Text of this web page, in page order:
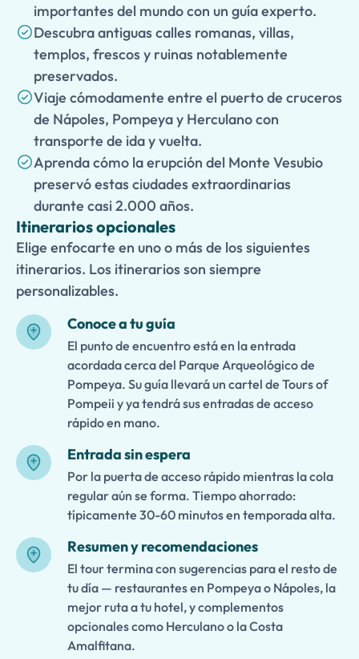
importantes del mundo con un guía experto.
Descubra antiguas calles romanas, villas,
templos, frescos y ruinas notablemente
preservados.
Viaje cómodamente entre el puerto de cruceros
de Nápoles, Pompeya y Herculano con
transporte de ida y vuelta.
Aprenda cómo la erupción del Monte Vesubio
preservó estas ciudades extraordinarias
durante casi 2.000 años.
Itinerarios opcionales
Elige enfocarte en uno o más de los siguientes
itinerarios. Los itinerarios son siempre
personalizables.
Conoce a tu guía
El punto de encuentro está en la entrada
acordada cerca del Parque Arqueológico de
Pompeya. Su guía llevará un cartel de Tours of
Pompeii y ya tendrá sus entradas de acceso
rápido en mano.
Entrada sin espera
Por la puerta de acceso rápido mientras la cola
regular aún se forma. Tiempo ahorrado:
típicamente 30-60 minutos en temporada alta.
Resumen y recomendaciones
El tour termina con sugerencias para el resto de
tu día — restaurantes en Pompeya o Nápoles, la
mejor ruta a tu hotel, y complementos
opcionales como Herculano o la Costa
Amalfitana.